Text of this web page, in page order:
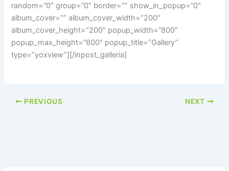
random=”0″ group=”0″ border=”” show_in_popup=”0″
album_cover=”” album_cover_width=”200″
album_cover_height=”200″ popup_width=”800″
popup_max_height=”600″ popup_title=”Gallery”
type=”yoxview”][/inpost_galleria]
PREVIOUS NEXT